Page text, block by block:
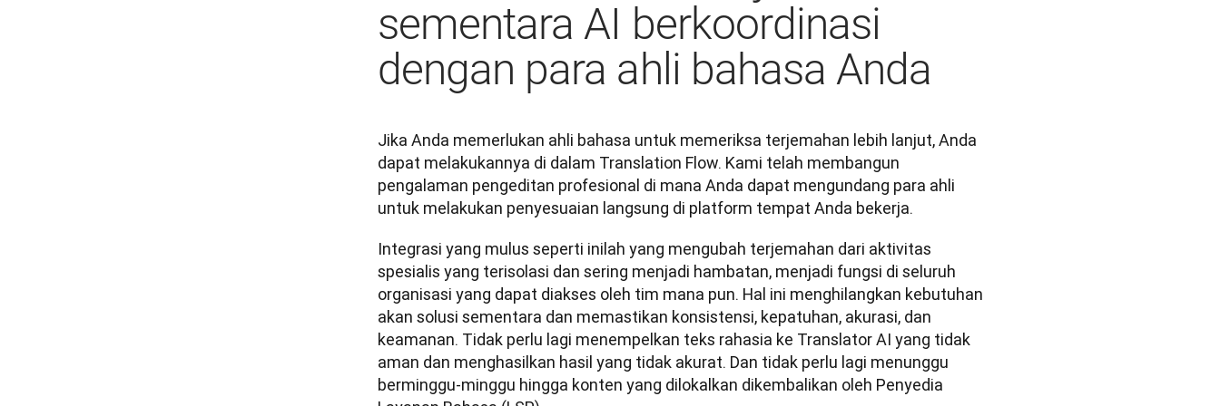
sementara AI berkoordinasi
dengan para ahli bahasa Anda
Jika Anda memerlukan ahli bahasa untuk memeriksa terjemahan lebih lanjut, Anda
dapat melakukannya di dalam Translation Flow. Kami telah membangun
pengalaman pengeditan profesional di mana Anda dapat mengundang para ahli
untuk melakukan penyesuaian langsung di platform tempat Anda bekerja.
Integrasi yang mulus seperti inilah yang mengubah terjemahan dari aktivitas
spesialis yang terisolasi dan sering menjadi hambatan, menjadi fungsi di seluruh
organisasi yang dapat diakses oleh tim mana pun. Hal ini menghilangkan kebutuhan
akan solusi sementara dan memastikan konsistensi, kepatuhan, akurasi, dan
keamanan. Tidak perlu lagi menempelkan teks rahasia ke Translator AI yang tidak
aman dan menghasilkan hasil yang tidak akurat. Dan tidak perlu lagi menunggu
berminggu-minggu hingga konten yang dilokalkan dikembalikan oleh Penyedia